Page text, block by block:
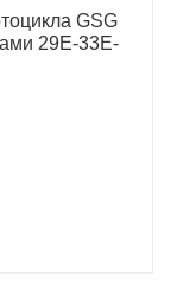
GSG
29E-33E-